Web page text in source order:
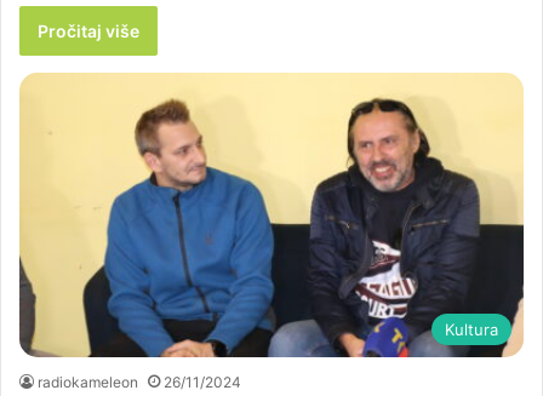
Pročitaj više
Kultura
radiokameleon 26/11/2024